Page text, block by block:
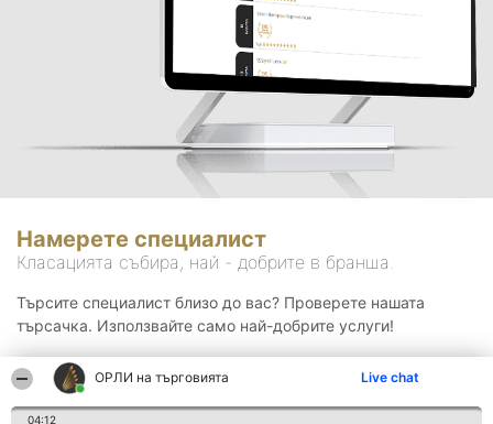
ОРЛИ на търговията Live chat
04:12
Намерете специалист
Класацията събира, най - добрите в бранша.
Търсите специалист близо до вас? Проверете нашата
търсачка. Използвайте само най-добрите услуги!